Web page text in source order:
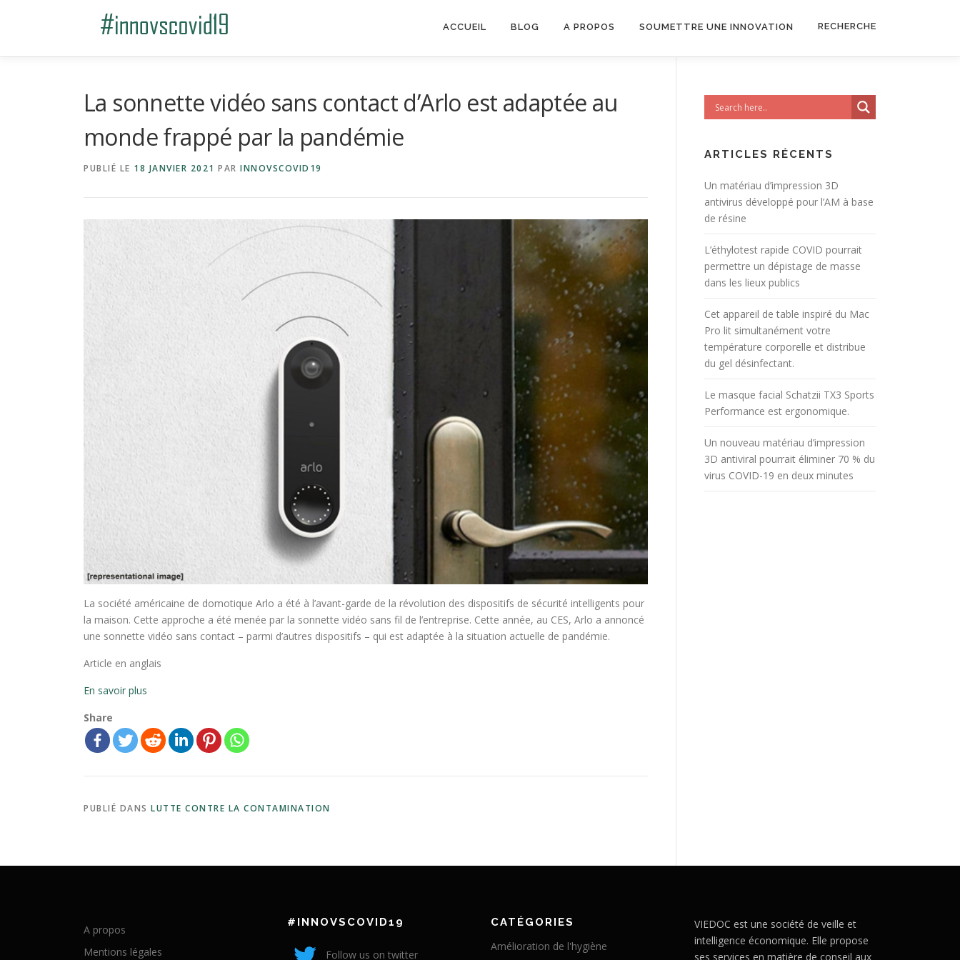
ACCUEIL BLOG A PROPOS SOUMETTRE UNE INNOVATION RECHERCHE
La sonnette vidéo sans contact d’Arlo est adaptée au
monde frappé par la pandémie
PUBLIÉ LE 18 JANVIER 2021 PAR INNOVSCOVID19
La société américaine de domotique Arlo a été à l’avant-garde de la révolution des dispositifs de sécurité intelligents pour
la maison. Cette approche a été menée par la sonnette vidéo sans fil de l’entreprise. Cette année, au CES, Arlo a annoncé
une sonnette vidéo sans contact – parmi d’autres dispositifs – qui est adaptée à la situation actuelle de pandémie.
Article en anglais
En savoir plus
Share
PUBLIÉ DANS LUTTE CONTRE LA CONTAMINATION
ARTICLES RÉCENTS
Un matériau d’impression 3D
antivirus développé pour l’AM à base
de résine
L’éthylotest rapide COVID pourrait
permettre un dépistage de masse
dans les lieux publics
Cet appareil de table inspiré du Mac
Pro lit simultanément votre
température corporelle et distribue
du gel désinfectant.
Le masque facial Schatzii TX3 Sports
Performance est ergonomique.
Un nouveau matériau d’impression
3D antiviral pourrait éliminer 70 % du
virus COVID-19 en deux minutes
A propos
Mentions légales
#INNOVSCOVID19
Follow us on twitter
CATÉGORIES
Amélioration de l'hygiène
VIEDOC est une société de veille et
intelligence économique. Elle propose
ses services en matière de conseil aux